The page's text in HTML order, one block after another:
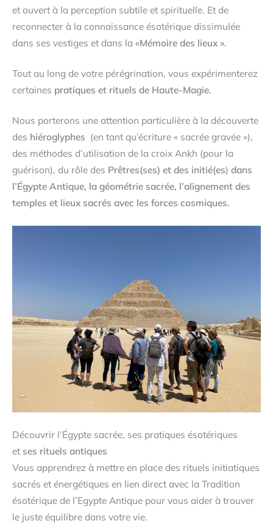
et ouvert à la perception subtile et spirituelle. Et de
reconnecter à la connaissance ésotérique dissimulée
dans ses vestiges et dans la «Mémoire des lieux ».
Tout au long de votre pérégrination, vous expérimenterez
certaines pratiques et rituels de Haute-Magie.
Nous porterons une attention particulière à la découverte
des hiéroglyphes (en tant qu’écriture « sacrée gravée »),
des méthodes d’utilisation de la croix Ankh (pour la
guérison), du rôle des Prêtres(ses) et des initié(es) dans
l’Égypte Antique, la géométrie sacrée, l’alignement des
temples et lieux sacrés avec les forces cosmiques.
Découvrir l’Égypte sacrée, ses pratiques ésotériques
et ses rituels antiques
Vous apprendrez à mettre en place des rituels initiatiques
sacrés et énergétiques en lien direct avec la Tradition
ésotérique de l’Egypte Antique pour vous aider à trouver
le juste équilibre dans votre vie.